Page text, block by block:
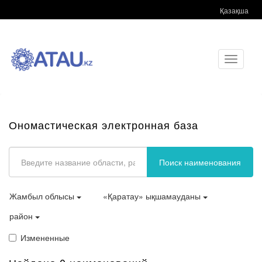
Қазақша
Toggle
Ономастическая электронная база
Поиск наименования
Жамбыл облысы
«Қаратау» ықшамауданы
район
Измененные